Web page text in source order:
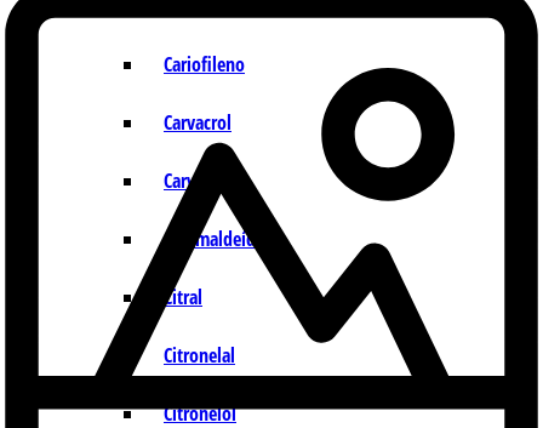
Cariofileno
Carvacrol
Carvona
Cinamaldeído
Citral
Citronelal
Citronelol